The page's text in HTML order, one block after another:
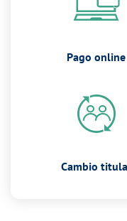
Pago online
Cambio